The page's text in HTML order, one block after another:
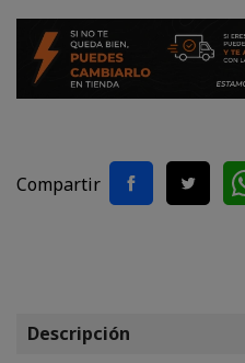
Compartir
Descripción